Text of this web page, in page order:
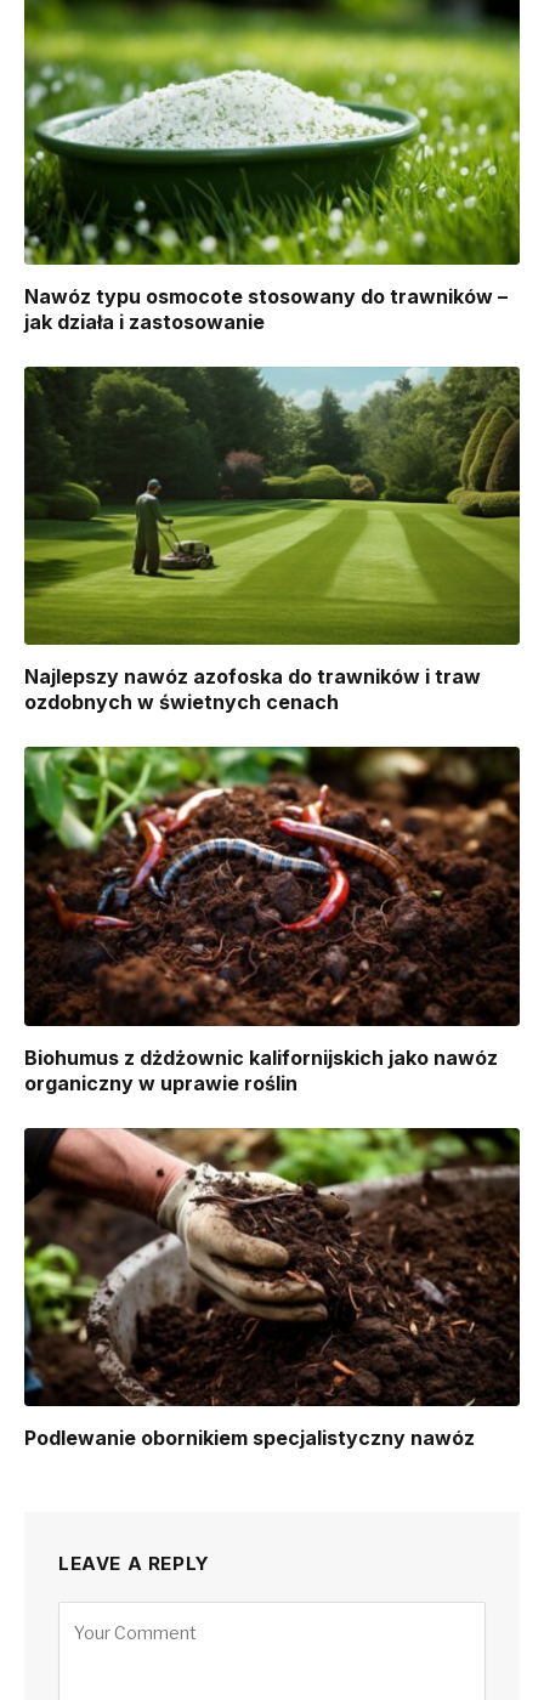
Nawóz typu osmocote stosowany do trawników –
jak działa i zastosowanie
Najlepszy nawóz azofoska do trawników i traw
ozdobnych w świetnych cenach
Biohumus z dżdżownic kalifornijskich jako nawóz
organiczny w uprawie roślin
Podlewanie obornikiem specjalistyczny nawóz
LEAVE A REPLY